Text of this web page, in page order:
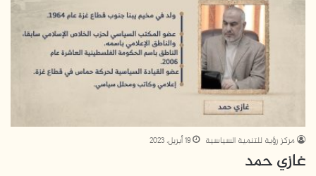
مركز رؤية للتنمية السياسية 19 أبريل، 2023
غازي حمد